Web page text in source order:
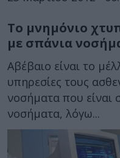
Το μνημόνιο
με σπάνια
Αβέβαιο είναι το
υπηρεσίες τους
νοσήματα που είναι
νοσήματα, λόγω...